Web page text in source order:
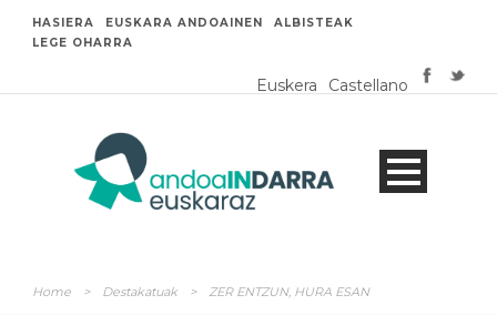
HASIERA EUSKARA ANDOAINEN
ALBISTEAK
LEGE OHARRA
Euskera Castellano
Home > Destakatuak > ZER ENTZUN, HURA ESAN